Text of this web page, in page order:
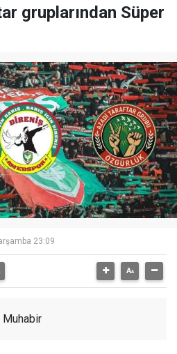
gruplarından Süper
23:09
Muhabir